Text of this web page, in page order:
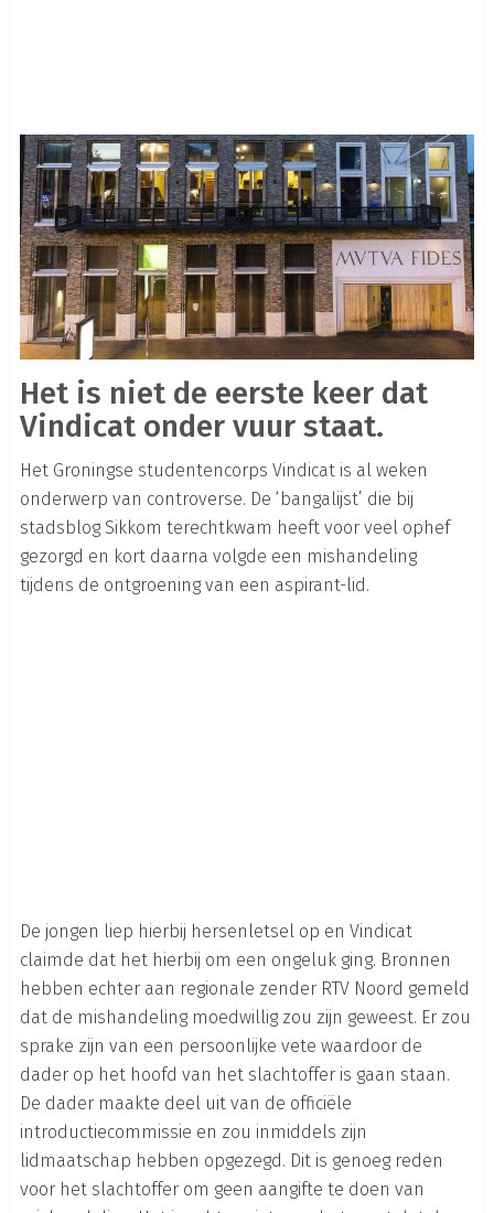
Het is niet de eerste keer dat
Vindicat onder vuur staat.
Het Groningse studentencorps Vindicat is al weken
onderwerp van controverse. De ‘bangalijst’ die bij
stadsblog Sikkom terechtkwam heeft voor veel ophef
gezorgd en kort daarna volgde een mishandeling
tijdens de ontgroening van een aspirant-lid.
De jongen liep hierbij hersenletsel op en Vindicat
claimde dat het hierbij om een ongeluk ging. Bronnen
hebben echter aan regionale zender RTV Noord gemeld
dat de mishandeling moedwillig zou zijn geweest. Er zou
sprake zijn van een persoonlijke vete waardoor de
dader op het hoofd van het slachtoffer is gaan staan.
De dader maakte deel uit van de officiële
introductiecommissie en zou inmiddels zijn
lidmaatschap hebben opgezegd. Dit is genoeg reden
voor het slachtoffer om geen aangifte te doen van